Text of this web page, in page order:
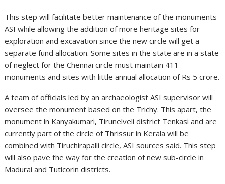
This step will facilitate better maintenance of the monuments
ASI while allowing the addition of more heritage sites for
exploration and excavation since the new circle will get a
separate fund allocation. Some sites in the state are in a state
of neglect for the Chennai circle must maintain 411
monuments and sites with little annual allocation of Rs 5 crore.
A team of officials led by an archaeologist ASI supervisor will
oversee the monument based on the Trichy. This apart, the
monument in Kanyakumari, Tirunelveli district Tenkasi and are
currently part of the circle of Thrissur in Kerala will be
combined with Tiruchirapalli circle, ASI sources said. This step
will also pave the way for the creation of new sub-circle in
Madurai and Tuticorin districts.